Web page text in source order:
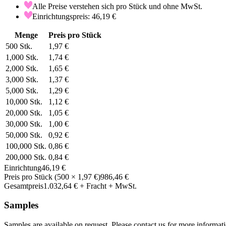
Alle Preise verstehen sich pro Stück und ohne MwSt.
Einrichtungspreis: 46,19 €
Menge
Preis pro Stück
500 Stk.
1,97 €
1,000 Stk.
1,74 €
2,000 Stk.
1,65 €
3,000 Stk.
1,37 €
5,000 Stk.
1,29 €
10,000 Stk.
1,12 €
20,000 Stk.
1,05 €
30,000 Stk.
1,00 €
50,000 Stk.
0,92 €
100,000 Stk. 0,86 €
200,000 Stk. 0,84 €
Einrichtung46,19 €
Preis pro Stück (500 × 1,97 €)986,46 €
Gesamtpreis1.032,64 € + Fracht + MwSt.
Samples